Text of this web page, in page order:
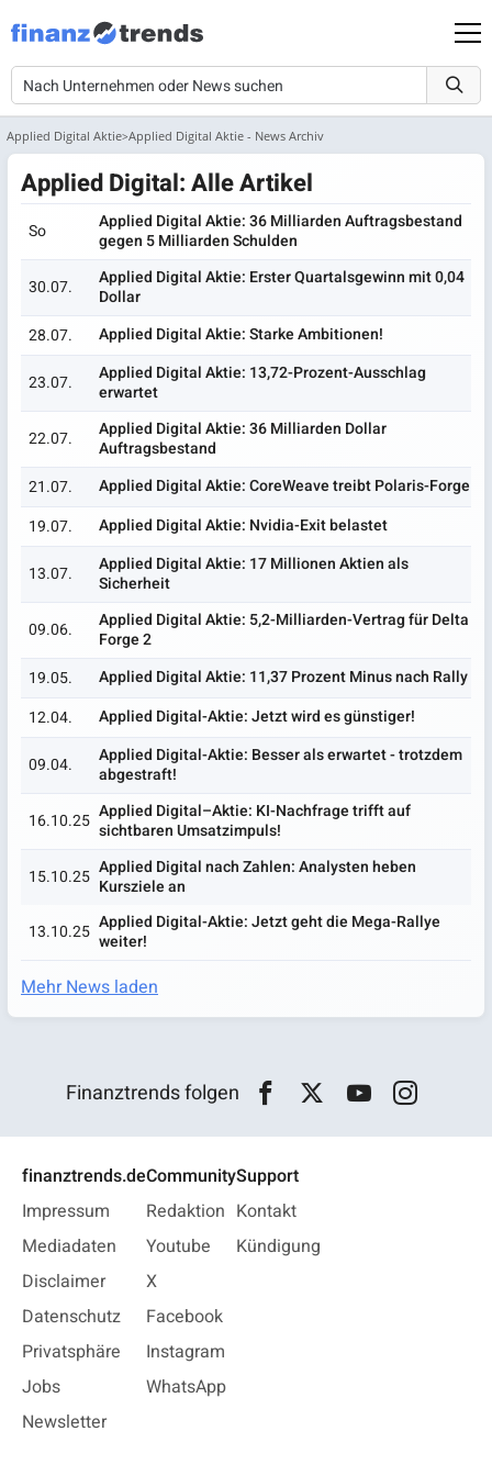
Applied Digital Aktie Applied Digital Aktie - News Archiv
Applied Digital: Alle Artikel
So
Applied Digital Aktie: 36 Milliarden Auftragsbestand
gegen 5 Milliarden Schulden
30.07.
Applied Digital Aktie: Erster Quartalsgewinn mit 0,04
Dollar
28.07.
Applied Digital Aktie: Starke Ambitionen!
23.07.
Applied Digital Aktie: 13,72-Prozent-Ausschlag
erwartet
22.07.
Applied Digital Aktie: 36 Milliarden Dollar
Auftragsbestand
21.07.
Applied Digital Aktie: CoreWeave treibt Polaris-Forge
19.07.
Applied Digital Aktie: Nvidia-Exit belastet
13.07.
Applied Digital Aktie: 17 Millionen Aktien als
Sicherheit
09.06.
Applied Digital Aktie: 5,2-Milliarden-Vertrag für Delta
Forge 2
19.05.
Applied Digital Aktie: 11,37 Prozent Minus nach Rally
12.04.
Applied Digital-Aktie: Jetzt wird es günstiger!
09.04.
Applied Digital-Aktie: Besser als erwartet - trotzdem
abgestraft!
16.10.25 Applied Digital–Aktie: KI-Nachfrage trifft auf
sichtbaren Umsatzimpuls!
15.10.25 Applied Digital nach Zahlen: Analysten heben
Kursziele an
13.10.25 Applied Digital-Aktie: Jetzt geht die Mega-Rallye
weiter!
Mehr News laden
Finanztrends folgen
finanztrends.de
Impressum
Mediadaten
Disclaimer
Datenschutz
Privatsphäre
Jobs
Newsletter
Community
Redaktion
Youtube
X
Facebook
Instagram
WhatsApp
Support
Kontakt
Kündigung